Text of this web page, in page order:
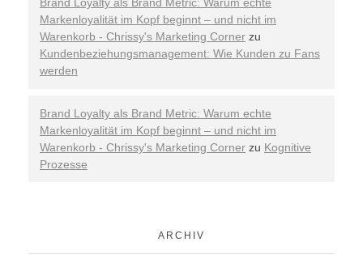
Brand Loyalty als Brand Metric: Warum echte
Markenloyalität im Kopf beginnt – und nicht im
Warenkorb - Chrissy's Marketing Corner zu
Kundenbeziehungsmanagement: Wie Kunden zu Fans
werden
Brand Loyalty als Brand Metric: Warum echte
Markenloyalität im Kopf beginnt – und nicht im
Warenkorb - Chrissy's Marketing Corner zu Kognitive
Prozesse
ARCHIV